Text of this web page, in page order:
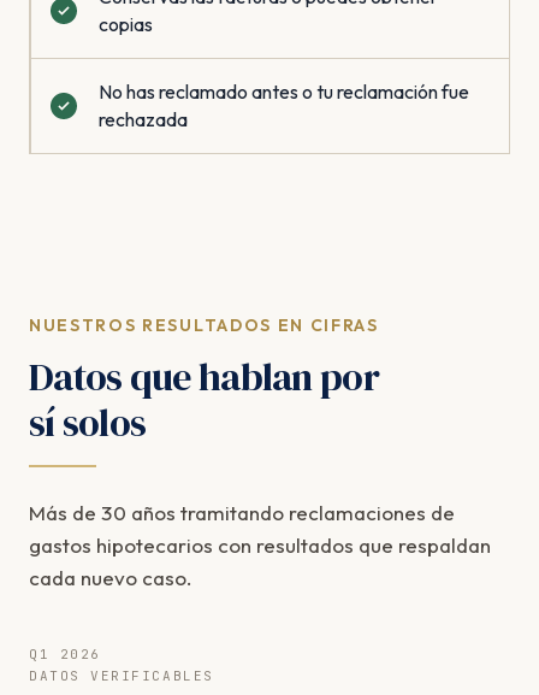
copias
No has reclamado antes o tu reclamación fue
rechazada
NUESTROS RESULTADOS EN CIFRAS
Datos que hablan por
sí solos
Más de 30 años tramitando reclamaciones de
gastos hipotecarios con resultados que respaldan
cada nuevo caso.
Q1 2026
DATOS VERIFICABLES